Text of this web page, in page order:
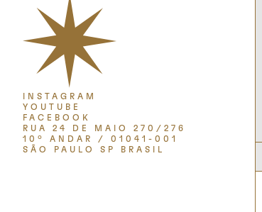
INSTAGRAM
YOUTUBE
FACEBOOK
RUA 24 DE MAIO 270/276
10º ANDAR / 01041-001
SÃO PAULO SP BRASIL